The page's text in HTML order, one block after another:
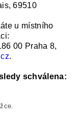
69510
u místního
00 Praha 8,
.
schválena: